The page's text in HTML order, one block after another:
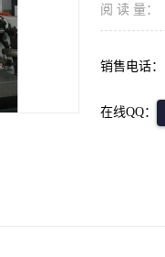
阅 读 量：
销售电话：
在线QQ：